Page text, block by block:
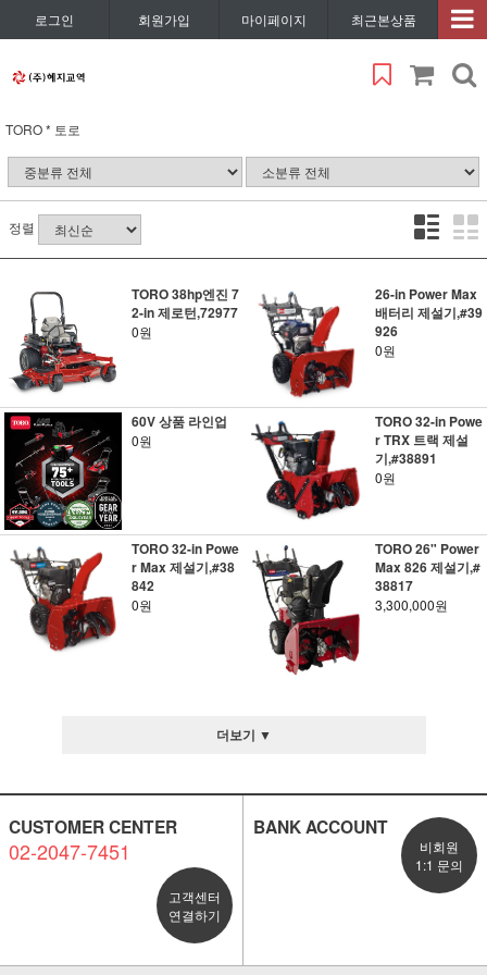
로그인 회원가입 마이페이지 최근본상품
TORO * 토로
정렬
TORO 38hp엔진 7
2-in 제로턴,72977
0원
26-in Power Max
배터리 제설기,#39
926
0원
60V 상품 라인업
0원
TORO 32-in Powe
r TRX 트랙 제설
기,#38891
0원
TORO 32-in Powe
r Max 제설기,#38
842
0원
TORO 26" Power
Max 826 제설기,#
38817
3,300,000원
더보기 ▼
CUSTOMER CENTER
02-2047-7451
고객센터
연결하기
BANK ACCOUNT
비회원
1:1 문의